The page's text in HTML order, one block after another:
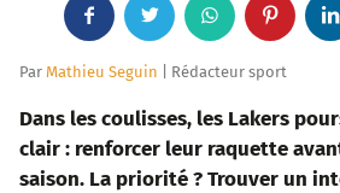
a
c
w
i
t
W
h
a
P
i
n
Par Mathieu Seguin | Rédacteur sport
Dans les coulisses, les Lakers
clair : renforcer leur raquette
saison. La priorité ? Trouver un